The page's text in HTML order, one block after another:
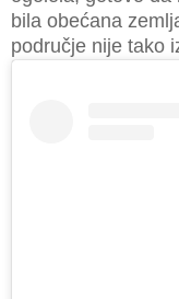
bila obećana
područje nije tako